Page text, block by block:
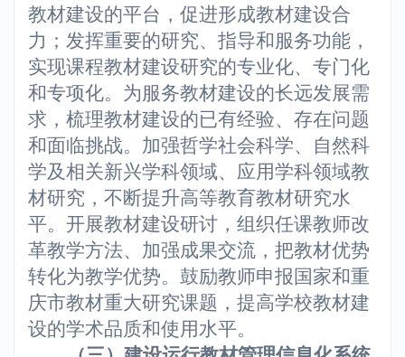
教材建设的平台，促进形成教材建设合
力；发挥重要的研究、指导和服务功能，
实现课程教材建设研究的专业化、专门化
和专项化。为服务教材建设的长远发展需
求，梳理教材建设的已有经验、存在问题
和面临挑战。加强哲学社会科学、自然科
学及相关新兴学科领域、应用学科领域教
材研究，不断提升高等教育教材研究水
平。开展教材建设研讨，组织任课教师改
革教学方法、加强成果交流，把教材优势
转化为教学优势。鼓励教师申报国家和重
庆市教材重大研究课题，提高学校教材建
设的学术品质和使用水平。